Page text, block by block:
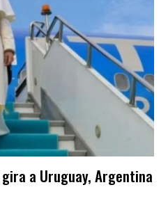
gira a Uruguay, Argentina